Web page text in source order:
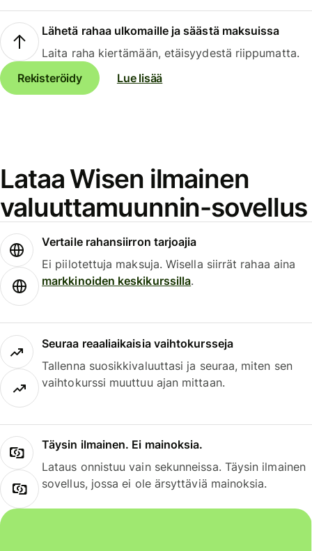
Lähetä rahaa ulkomaille ja säästä maksuissa
Laita raha kiertämään, etäisyydestä riippumatta.
Rekisteröidy
Lue lisää
Lataa Wisen ilmainen
valuuttamuunnin-sovellus
Vertaile rahansiirron tarjoajia
Ei piilotettuja maksuja. Wisella siirrät rahaa aina
markkinoiden keskikurssilla.
Seuraa reaaliaikaisia vaihtokursseja
Tallenna suosikkivaluuttasi ja seuraa, miten sen
vaihtokurssi muuttuu ajan mittaan.
Täysin ilmainen. Ei mainoksia.
Lataus onnistuu vain sekunneissa. Täysin ilmainen
sovellus, jossa ei ole ärsyttäviä mainoksia.